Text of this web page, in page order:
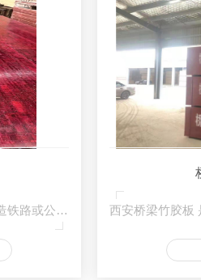
西安桥梁竹胶板 是专用于架造铁路或公路桥梁…